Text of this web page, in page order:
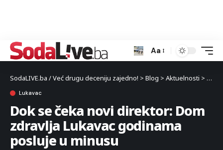
Aa
SodaLIVE.ba / Već drugu deceniju zajedno! > Blog > Aktuelnosti >
Lukavac
Dok se čeka novi direktor: Dom
zdravlja Lukavac godinama
posluje u minusu